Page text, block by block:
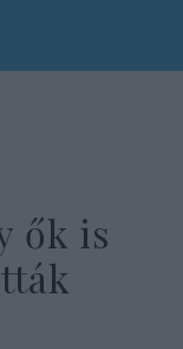
ők is